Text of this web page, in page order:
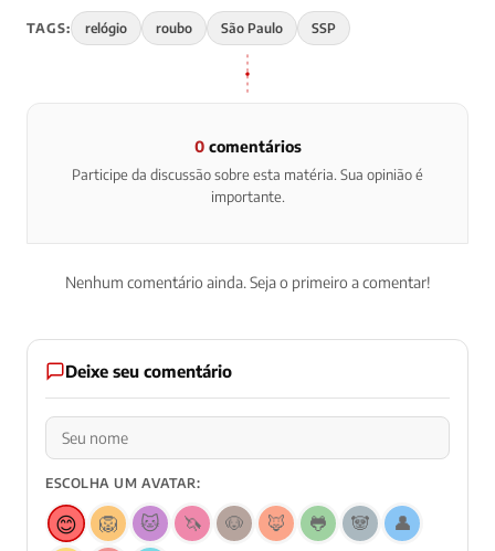
TAGS: relógio roubo São Paulo SSP
0comentários
Participe da discussão sobre esta matéria. Sua opinião é
importante.
Nenhum comentário ainda. Seja o primeiro a comentar!
Deixe seu comentário
ESCOLHA UM AVATAR:
😊 🦁 🐱 🦄 🐶 🦊 🐸 🐼
👤